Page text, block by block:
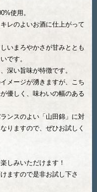
使用。
レのよいお酒に仕上がって
いまろやかさが甘みととも
です。
深い旨味が特徴です。
メージが湧きますが、こち
優しく、味わいの幅のある
ンスのよい「山田錦」に対
りますので、ぜひお試しく
しみいただけます！
ますので是非お試し下さ